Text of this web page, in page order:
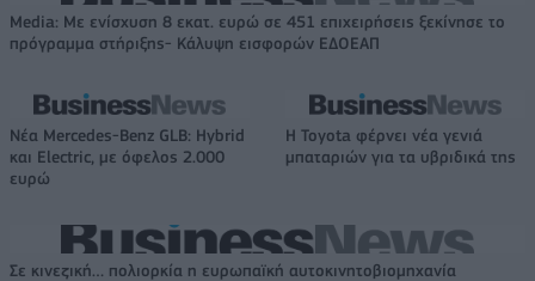
Media: Με ενίσχυση 8 εκατ. ευρώ σε 451 επιχειρήσεις ξεκίνησε το
πρόγραμμα στήριξης- Κάλυψη εισφορών ΕΔΟΕΑΠ
Νέα Mercedes-Benz GLB: Hybrid
και Electric, με όφελος 2.000
ευρώ
Η Toyota φέρνει νέα γενιά
μπαταριών για τα υβριδικά της
Σε κινεζική… πολιορκία η ευρωπαϊκή αυτοκινητοβιομηχανία